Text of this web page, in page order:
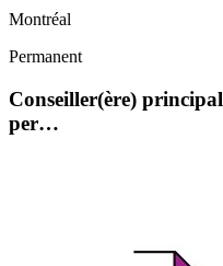
Montréal
Permanent
Conseiller(ère)
per…